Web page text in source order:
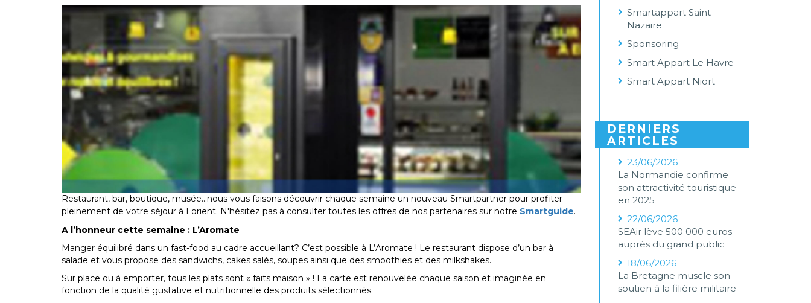
Restaurant, bar, boutique, musée...nous vous faisons découvrir chaque semaine un nouveau Smartpartner pour profiter
pleinement de votre séjour à Lorient. N'hésitez pas à consulter toutes les offres de nos partenaires sur notre Smartguide.
A l’honneur cette semaine : L’Aromate
Manger équilibré dans un fast-food au cadre accueillant? C’est possible à L’Aromate ! Le restaurant dispose d’un bar à
salade et vous propose des sandwichs, cakes salés, soupes ainsi que des smoothies et des milkshakes.
Sur place ou à emporter, tous les plats sont « faits maison » ! La carte est renouvelée chaque saison et imaginée en
fonction de la qualité gustative et nutritionnelle des produits sélectionnés.
Smartappart Saint-
Nazaire
Sponsoring
Smart Appart Le Havre
Smart Appart Niort
DERNIERS
ARTICLES
23/06/2026
La Normandie confirme
son attractivité touristique
en 2025
22/06/2026
SEAir lève 500 000 euros
auprès du grand public
18/06/2026
La Bretagne muscle son
soutien à la filière militaire